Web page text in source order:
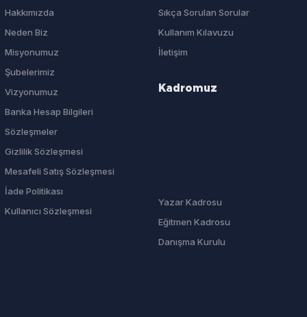
Hakkımızda
Neden Biz
Misyonumuz
Şubelerimiz
Vizyonumuz
Banka Hesap Bilgileri
Sözleşmeler
Gizlilik Sözleşmesi
Mesafeli Satış Sözleşmesi
İade Politikası
Kullanıcı Sözleşmesi
Sıkça Sorulan Sorular
Kullanım Kılavuzu
İletişim
Kadromuz
Yazar Kadrosu
Eğitmen Kadrosu
Danışma Kurulu